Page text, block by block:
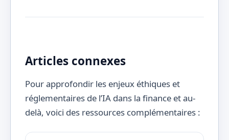
Articles connexes
Pour approfondir les enjeux éthiques et
réglementaires de l’IA dans la finance et au-
delà, voici des ressources complémentaires :